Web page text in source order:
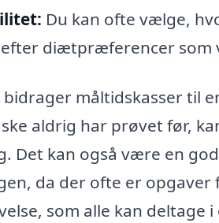
Du kan ofte vælge,
efter diætpræferencer som
måltidskasser til
aldrig har prøvet før,
Det kan også være en
da der ofte er
som alle kan deltage i